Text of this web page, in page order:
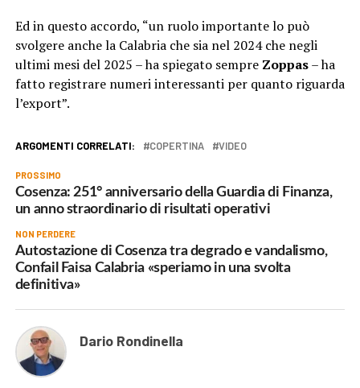
Ed in questo accordo, “un ruolo importante lo può
svolgere anche la Calabria che sia nel 2024 che negli
ultimi mesi del 2025 – ha spiegato sempre Zoppas– ha
fatto registrare numeri interessanti per quanto riguarda
l’export”.
ARGOMENTI CORRELATI: COPERTINA VIDEO
PROSSIMO
Cosenza: 251° anniversario della Guardia di Finanza,
un anno straordinario di risultati operativi
NON PERDERE
Autostazione di Cosenza tra degrado e vandalismo,
Confail Faisa Calabria «speriamo in una svolta
definitiva»
Dario Rondinella